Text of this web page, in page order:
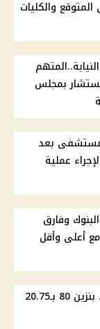
والكليات
بمجلس
بعد
عملية
وفارق
أعلى وأقل
أسعار الوقود في مصر اليوم .. بنزين 80 بـ20.75